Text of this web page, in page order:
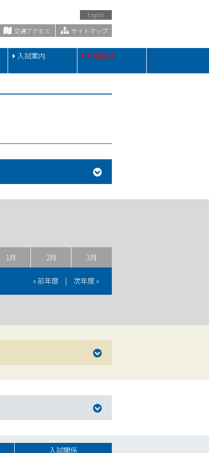
English
交通アクセス サイトマップ
入試案内 危機管理
1月 2月 3月
« 前年度 | 次年度 »
入試関係